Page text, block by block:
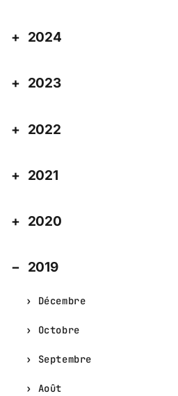
2024
2023
2022
2021
2020
2019
Décembre
Octobre
Septembre
Août